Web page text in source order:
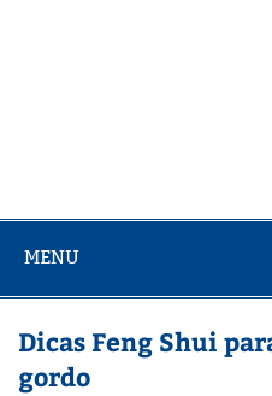
MENU
Dicas Feng Shui
gordo